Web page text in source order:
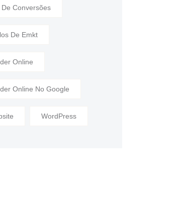
De Conversões
De Emkt
Online
Online No Google
WordPress